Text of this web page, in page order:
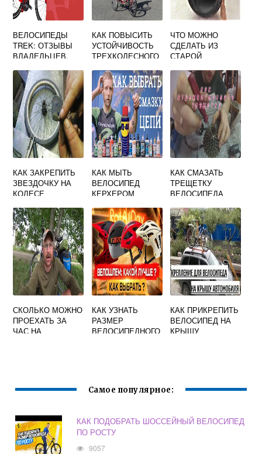
ВЕЛОСИПЕДЫ
TREK: ОТЗЫВЫ
ВЛАДЕЛЬЦЕВ,
ИЗГОТОВЛЕНИЯ,
ОБЗОР МОДЕЛЕЙ
КАК ПОВЫСИТЬ
УСТОЙЧИВОСТЬ
ТРЕХКОЛЕСНОГО
ЧТО МОЖНО
СДЕЛАТЬ ИЗ
СТАРОЙ
ПОКРЫШКИ
КАК ЗАКРЕПИТЬ
ЗВЕЗДОЧКУ НА
КОЛЕСЕ
ДЛЯ
ВЕЛОМОТОРА
КАК МЫТЬ
ВЕЛОСИПЕД
КЕРХЕРОМ
КАК СМАЗАТЬ
ТРЕЩЕТКУ
ВЕЛОСИПЕДА
СКОЛЬКО МОЖНО
ПРОЕХАТЬ ЗА
ЧАС НА
КАК УЗНАТЬ
РАЗМЕР
ВЕЛОСИПЕДНОГО
КАК ПРИКРЕПИТЬ
ВЕЛОСИПЕД НА
КРЫШУ
Самое популярное:
КАК ПОДОБРАТЬ ШОССЕЙНЫЙ ВЕЛОСИПЕД
ПО РОСТУ
9057